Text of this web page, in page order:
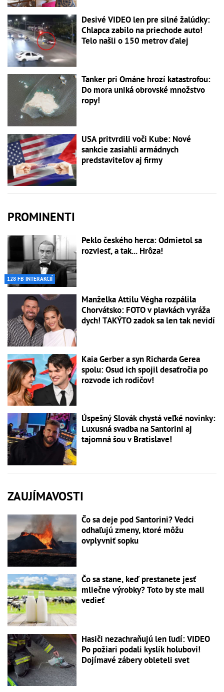
Desivé VIDEO len pre silné žalúdky:
Chlapca zabilo na priechode auto!
Telo našli o 150 metrov ďalej
Tanker pri Ománe hrozí katastrofou:
Do mora uniká obrovské množstvo
ropy!
USA pritvrdili voči Kube: Nové
sankcie zasiahli armádnych
predstaviteľov aj firmy
PROMINENTI
128 FB INTERAKCIÍ
Peklo českého herca: Odmietol sa
rozviesť, a tak... Hrôza!
Manželka Attilu Végha rozpálila
Chorvátsko: FOTO v plavkách vyráža
dych! TAKÝTO zadok sa len tak nevidí
Kaia Gerber a syn Richarda Gerea
spolu: Osud ich spojil desaťročia po
rozvode ich rodičov!
Úspešný Slovák chystá veľké novinky:
Luxusná svadba na Santorini aj
tajomná šou v Bratislave!
ZAUJÍMAVOSTI
Čo sa deje pod Santorini? Vedci
odhaľujú zmeny, ktoré môžu
ovplyvniť sopku
Čo sa stane, keď prestanete jesť
mliečne výrobky? Toto by ste mali
vedieť
Hasiči nezachraňujú len ľudí: VIDEO
Po požiari podali kyslík holubovi!
Dojímavé zábery obleteli svet